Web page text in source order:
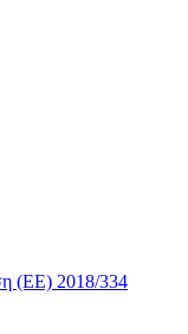
(ΕΕ) 2018/334